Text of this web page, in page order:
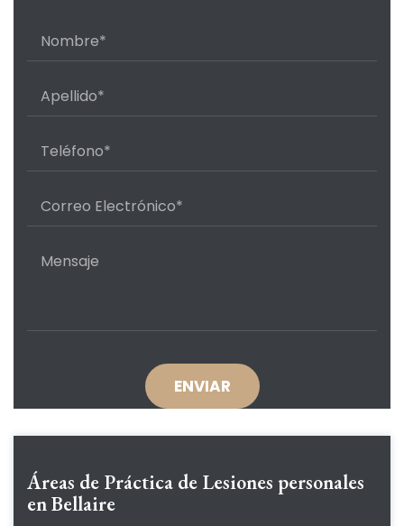
Áreas de Práctica de Lesiones personales
en Bellaire